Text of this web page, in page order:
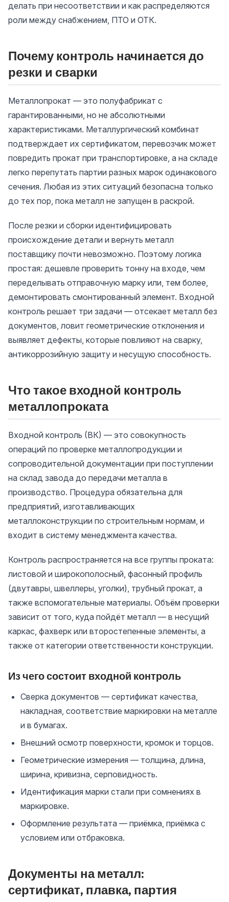
делать при несоответствии и как распределяются
роли между снабжением, ПТО и ОТК.
Почему контроль начинается до
резки и сварки
Металлопрокат — это полуфабрикат с
гарантированными, но не абсолютными
характеристиками. Металлургический комбинат
подтверждает их сертификатом, перевозчик может
повредить прокат при транспортировке, а на складе
легко перепутать партии разных марок одинакового
сечения. Любая из этих ситуаций безопасна только
до тех пор, пока металл не запущен в раскрой.
После резки и сборки идентифицировать
происхождение детали и вернуть металл
поставщику почти невозможно. Поэтому логика
простая: дешевле проверить тонну на входе, чем
переделывать отправочную марку или, тем более,
демонтировать смонтированный элемент. Входной
контроль решает три задачи — отсекает металл без
документов, ловит геометрические отклонения и
выявляет дефекты, которые повлияют на сварку,
антикоррозийную защиту и несущую способность.
Что такое входной контроль
металлопроката
Входной контроль (ВК) — это совокупность
операций по проверке металлопродукции и
сопроводительной документации при поступлении
на склад завода до передачи металла в
производство. Процедура обязательна для
предприятий, изготавливающих
металлоконструкции по строительным нормам, и
входит в систему менеджмента качества.
Контроль распространяется на все группы проката:
листовой и широкополосный, фасонный профиль
(двутавры, швеллеры, уголки), трубный прокат, а
также вспомогательные материалы. Объём проверки
зависит от того, куда пойдёт металл — в несущий
каркас, фахверк или второстепенные элементы, а
также от категории ответственности конструкции.
Из чего состоит входной контроль
Сверка документов — сертификат качества,
накладная, соответствие маркировки на металле
и в бумагах.
Внешний осмотр поверхности, кромок и торцов.
Геометрические измерения — толщина, длина,
ширина, кривизна, серповидность.
Идентификация марки стали при сомнениях в
маркировке.
Оформление результата — приёмка, приёмка с
условием или отбраковка.
Документы на металл:
сертификат, плавка, партия